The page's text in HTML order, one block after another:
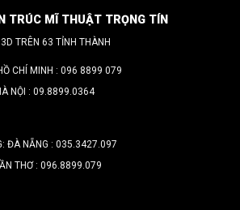
TRÚC MĨ THUẬT TRỌNG TÍN
TRÊN 63 TỈNH THÀNH
CHÍ MINH : 096 8899 079
NỘI : 09.8899.0364
ĐÀ NẴNG : 035.3427.097
THƠ : 096.8899.079